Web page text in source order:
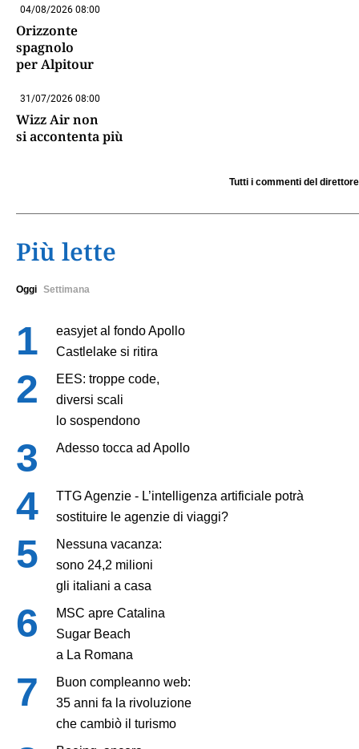
04/08/2026 08:00
Orizzonte
spagnolo
per Alpitour
31/07/2026 08:00
Wizz Air non
si accontenta più
Tutti i commenti del direttore
Più lette
Oggi Settimana
easyjet al fondo Apollo
Castlelake si ritira
EES: troppe code,
diversi scali
lo sospendono
Adesso tocca ad Apollo
TTG Agenzie - L’intelligenza artificiale potrà
sostituire le agenzie di viaggi?
Nessuna vacanza:
sono 24,2 milioni
gli italiani a casa
MSC apre Catalina
Sugar Beach
a La Romana
Buon compleanno web:
35 anni fa la rivoluzione
che cambiò il turismo